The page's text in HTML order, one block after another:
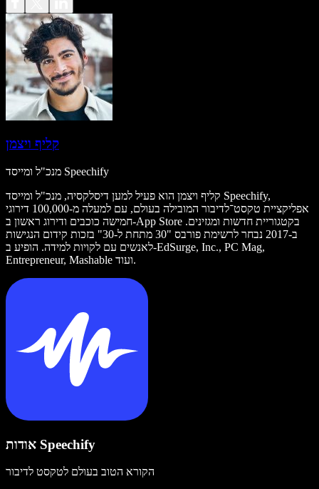
קליף ויצמן
מנכ"ל ומייסד Speechify
קליף ויצמן הוא פעיל למען דיסלקסיה, מנכ"ל ומייסד Speechify,
אפליקציית טקסט־לדיבור המובילה בעולם, עם למעלה מ-100,000 דירוגי
חמישה כוכבים ודירוג ראשון ב-App Store בקטגוריית חדשות ומגזינים.
ב-2017 נבחר לרשימת פורבס "30 מתחת ל-30" בזכות קידום הנגישות
לאנשים עם לקויות למידה. הופיע ב-EdSurge, Inc., PC Mag,
Entrepreneur, Mashable ועוד.
אודות Speechify
הקורא הטוב בעולם לטקסט לדיבור